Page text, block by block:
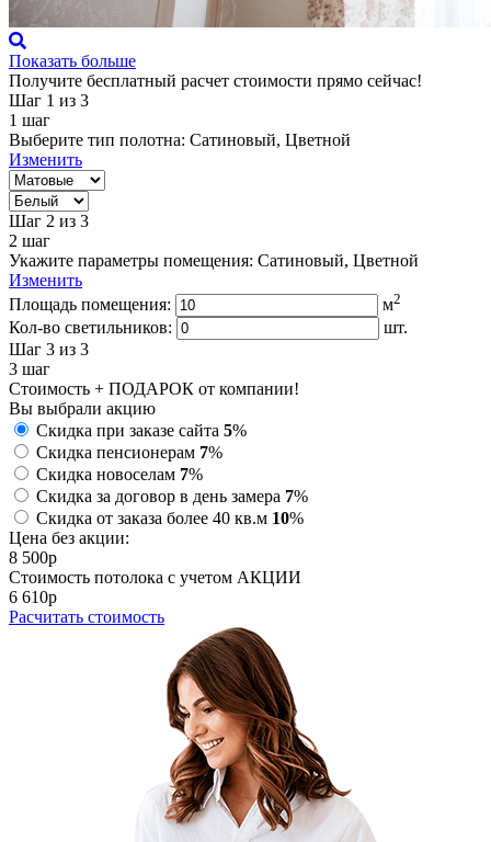
Показать больше
Получите бесплатный расчет стоимости прямо сейчас!
Шаг 1 из 3
1 шаг
Выберите тип полотна: Сатиновый, Цветной
Изменить
Шаг 2 из 3
2 шаг
Укажите параметры помещения: Сатиновый, Цветной
Изменить
Площадь помещения:
м2
Кол-во светильников:
шт.
Шаг 3 из 3
3 шаг
Стоимость + ПОДАРОК от компании!
Вы выбрали акцию
Скидка при заказе сайта 5%
Скидка пенсионерам 7%
Скидка новоселам 7%
Скидка за договор в день замера 7%
Скидка от заказа более 40 кв.м 10%
Цена без акции:
8 500p
Стоимость потолока с учетом АКЦИИ
6 610p
Расчитать стоимость